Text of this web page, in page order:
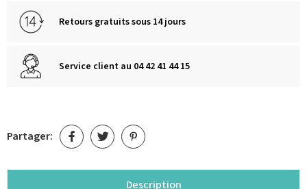
Retours gratuits sous 14 jours
Service client au 04 42 41 44 15
Partager:
Description